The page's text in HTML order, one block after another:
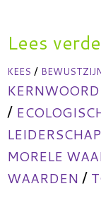
Lees
KEES /
/
MORELE
WAARDEN /